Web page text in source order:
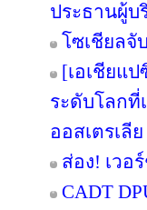
ประธานผู้
โซเชียลจั
[เอเชียแ
ระดับโลก
ออสเตรเลี
ส่อง! เวอ
CADT